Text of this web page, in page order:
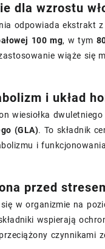
dla wzrostu
odpowiada ekstrakt
100 mg, w tym
wiąże się
i układ
wiesiołka
(GLA). To składnik
i
przed
w organizmie na
wspierają
czynnikami